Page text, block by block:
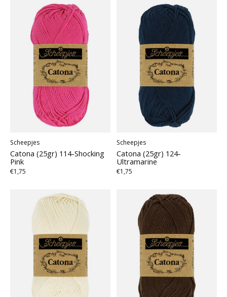
Scheepjes
Catona (25gr) 114-Shocking
Pink
€1,75
Scheepjes
Catona (25gr) 124-
Ultramarine
€1,75